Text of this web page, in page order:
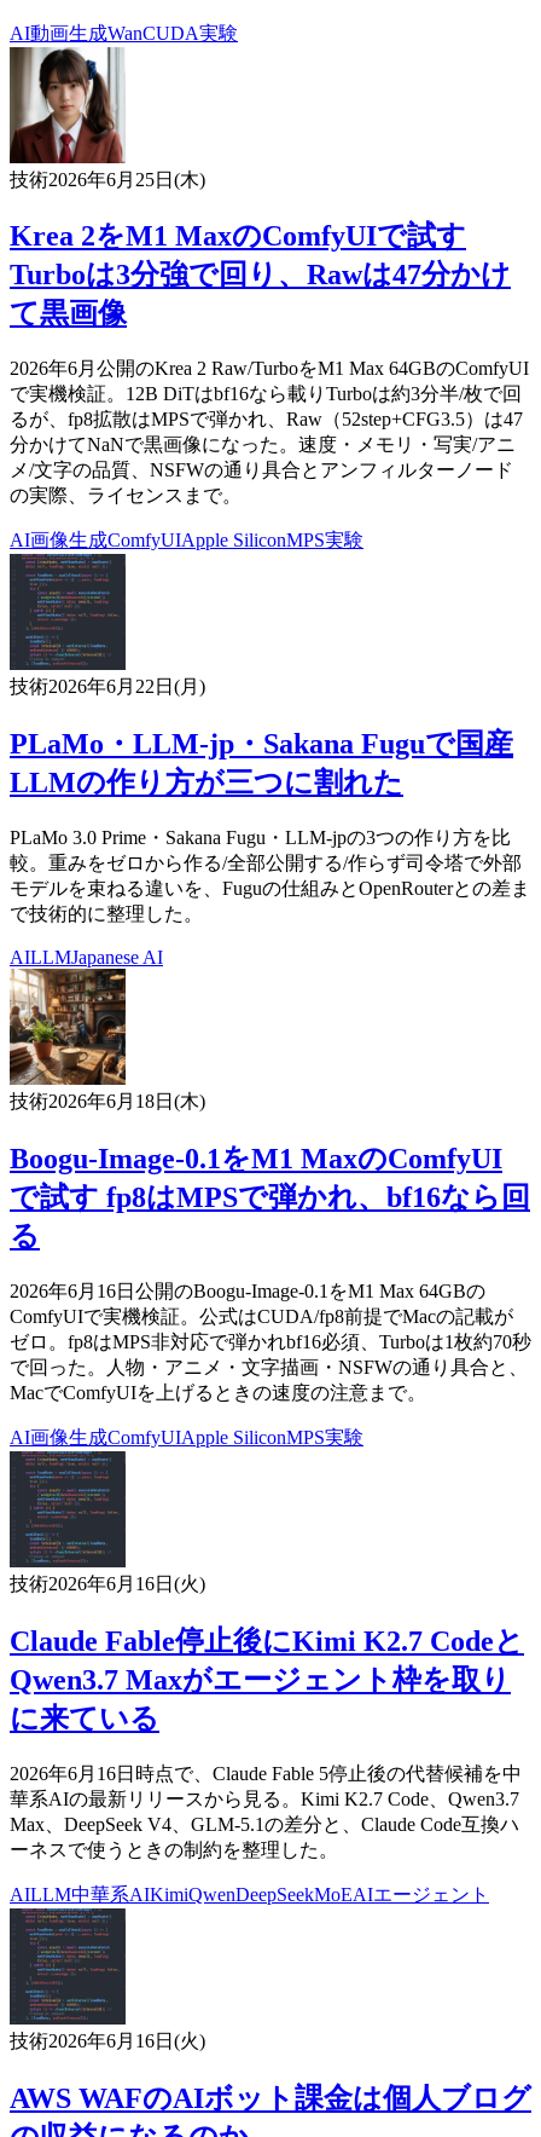
AI動画生成WanCUDA実験
技術2026年6月25日(木)
Krea 2をM1 MaxのComfyUIで試す
Turboは3分強で回り、Rawは47分かけ
て黒画像
2026年6月公開のKrea 2 Raw/TurboをM1 Max 64GBのComfyUI
で実機検証。12B DiTはbf16なら載りTurboは約3分半/枚で回
るが、fp8拡散はMPSで弾かれ、Raw（52step+CFG3.5）は47
分かけてNaNで黒画像になった。速度・メモリ・写実/アニ
メ/文字の品質、NSFWの通り具合とアンフィルターノード
の実際、ライセンスまで。
AI画像生成ComfyUIApple SiliconMPS実験
技術2026年6月22日(月)
PLaMo・LLM-jp・Sakana Fuguで国産
LLMの作り方が三つに割れた
PLaMo 3.0 Prime・Sakana Fugu・LLM-jpの3つの作り方を比
較。重みをゼロから作る/全部公開する/作らず司令塔で外部
モデルを束ねる違いを、Fuguの仕組みとOpenRouterとの差ま
で技術的に整理した。
AILLMJapanese AI
技術2026年6月18日(木)
Boogu-Image-0.1をM1 MaxのComfyUI
で試す fp8はMPSで弾かれ、bf16なら回
る
2026年6月16日公開のBoogu-Image-0.1をM1 Max 64GBの
ComfyUIで実機検証。公式はCUDA/fp8前提でMacの記載が
ゼロ。fp8はMPS非対応で弾かれbf16必須、Turboは1枚約70秒
で回った。人物・アニメ・文字描画・NSFWの通り具合と、
MacでComfyUIを上げるときの速度の注意まで。
AI画像生成ComfyUIApple SiliconMPS実験
技術2026年6月16日(火)
Claude Fable停止後にKimi K2.7 Codeと
Qwen3.7 Maxがエージェント枠を取り
に来ている
2026年6月16日時点で、Claude Fable 5停止後の代替候補を中
華系AIの最新リリースから見る。Kimi K2.7 Code、Qwen3.7
Max、DeepSeek V4、GLM-5.1の差分と、Claude Code互換ハ
ーネスで使うときの制約を整理した。
AILLM中華系AIKimiQwenDeepSeekMoEAIエージェント
技術2026年6月16日(火)
AWS WAFのAIボット課金は個人ブログ